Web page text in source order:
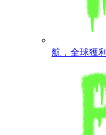
航，全球獲利